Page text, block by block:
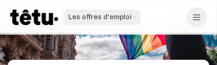
Les offres d'emploi